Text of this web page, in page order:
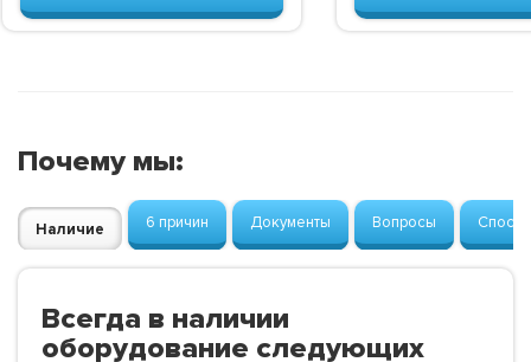
Почему мы:
Наличие 6 причин Документы Вопросы
Всегда в наличии
оборудование следующих